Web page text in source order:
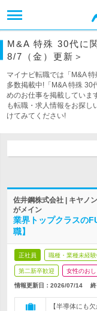
M&A 特殊 30代に
8/7（金）更新＞
マイナビ転職では「M&A
多数掲載中!「M&A 特殊 30
めのお仕事を掲載していま
も転職・求人情報をお探し
けてみてください!
佐井鋼株式会社 | キヤノ
がメイン
業界トップクラスの
職】
正社員 職種・業種未経
第二新卒歓迎 女性のお
情報更新日：2026/07/14 終
【半導体にも